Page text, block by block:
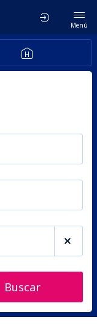
Menú
Buscar